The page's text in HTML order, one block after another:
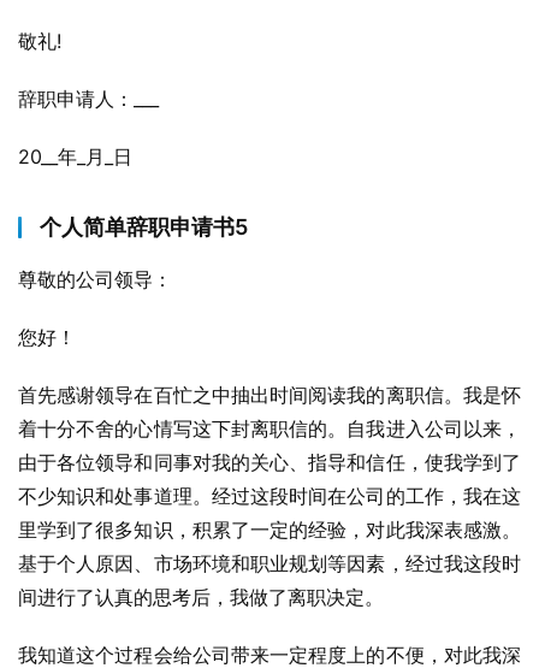
敬礼!
辞职申请人：___
20__年_月_日
个人简单辞职申请书5
尊敬的公司领导：
您好！
首先感谢领导在百忙之中抽出时间阅读我的离职信。我是怀
着十分不舍的心情写这下封离职信的。自我进入公司以来，
由于各位领导和同事对我的关心、指导和信任，使我学到了
不少知识和处事道理。经过这段时间在公司的工作，我在这
里学到了很多知识，积累了一定的经验，对此我深表感激。
基于个人原因、市场环境和职业规划等因素，经过我这段时
间进行了认真的思考后，我做了离职决定。
我知道这个过程会给公司带来一定程度上的不便，对此我深